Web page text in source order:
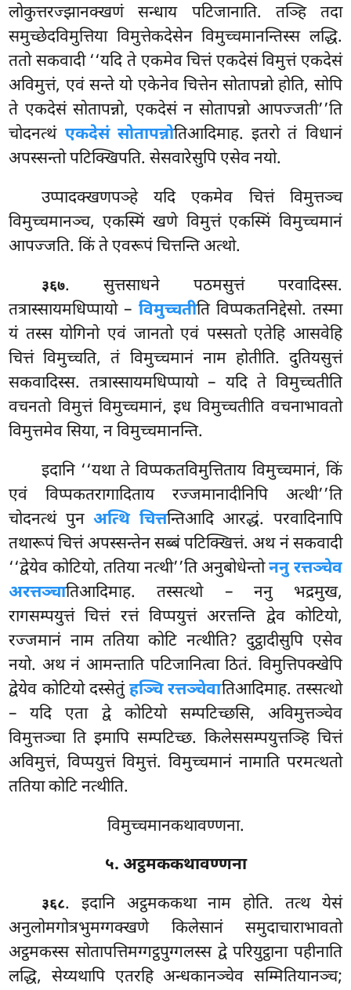
लोकुत्तरज्झानक्खणं सन्धाय पटिजानाति. तञ्हि तदा
समुच्छेदविमुत्तिया विमुत्तेकदेसेनविमुच्चमानन्तिस्स लद्धि.
ततो सकवादी ‘‘यदि ते एकमेवचित्तं एकदेसं विमुत्तं एकदेसं
अविमुत्तं, एवं सन्ते यो एकेनेव चित्तेन सोतापन्नो होति, सोपि
ते एकदेसं सोतापन्नो, एकदेसं न सोतापन्नो आपज्जती’’ति
चोदनत्थं एकदेसं सोतापन्नोतिआदिमाह. इतरो तं विधानं
अपस्सन्तो पटिक्खिपति. सेसवारेसुपि एसेव नयो.
उप्पादक्खणपञ्हे यदि एकमेव चित्तं विमुत्तञ्च
विमुच्चमानञ्च, एकस्मिं खणे विमुत्तं एकस्मिं विमुच्चमानं
आपज्जति. किं ते एवरूपं चित्तन्ति अत्थो.
३६७. सुत्तसाधने पठमसुत्तं परवादिस्स.
तत्रास्सायमधिप्पायो – विमुच्चतीति विप्पकतनिद्देसो. तस्मा
यं तस्स योगिनो एवं जानतो एवं पस्सतो एतेहि आसवेहि
चित्तं विमुच्चति, तं विमुच्चमानं नाम होतीति. दुतियसुत्तं
सकवादिस्स. तत्रास्सायमधिप्पायो – यदि ते विमुच्चतीति
वचनतो विमुत्तं विमुच्चमानं, इध विमुच्चतीति वचनाभावतो
विमुत्तमेव सिया, न विमुच्चमानन्ति.
इदानि ‘‘यथा ते विप्पकतविमुत्तिताय विमुच्चमानं, किं
एवं विप्पकतरागादिताय रज्जमानादीनिपि अत्थी’’ति
चोदनत्थं पुनअत्थि चित्तन्तिआदि आरद्धं. परवादिनापि
तथारूपं चित्तं अपस्सन्तेन सब्बं पटिक्खित्तं. अथ नं सकवादी
‘‘द्वेयेव कोटियो, ततिया नत्थी’’ति अनुबोधेन्तोननु रत्तञ्चेव
अरत्तञ्चातिआदिमाह. तस्सत्थो – ननु भद्रमुख,
रागसम्पयुत्तं चित्तं रत्तं विप्पयुत्तं अरत्तन्ति द्वेव कोटियो,
रज्जमानं नाम ततिया कोटि नत्थीति? दुट्ठादीसुपि एसेव
नयो. अथ नं आमन्ताति पटिजानित्वा ठितं. विमुत्तिपक्खेपि
द्वेयेव कोटियो दस्सेतुंहञ्चि रत्तञ्चेवातिआदिमाह. तस्सत्थो
– यदि एता द्वे कोटियो सम्पटिच्छसि, अविमुत्तञ्चेव
विमुत्तञ्चा ति इमापि सम्पटिच्छ. किलेससम्पयुत्तञ्हि चित्तं
अविमुत्तं, विप्पयुत्तं विमुत्तं. विमुच्चमानं नामाति परमत्थतो
ततिया कोटि नत्थीति.
विमुच्चमानकथावण्णना.
५. अट्ठमककथावण्णना
३६८. इदानि अट्ठमककथा नाम होति. तत्थ येसं
अनुलोमगोत्रभुमग्गक्खणे किलेसानं समुदाचाराभावतो
अट्ठमकस्स सोतापत्तिमग्गट्ठपुग्गलस्स द्वे परियुट्ठाना पहीनाति
लद्धि, सेय्यथापि एतरहि अन्धकानञ्चेव सम्मितियानञ्च;